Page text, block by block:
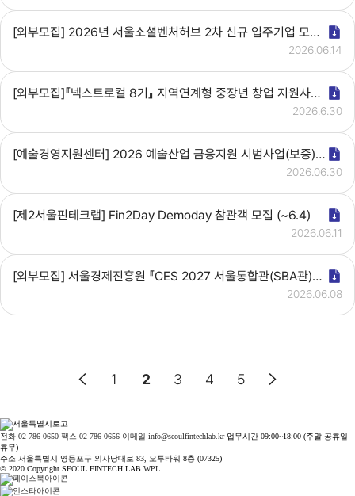
[외부모집] 2026년 서울소셜벤처허브 2차 신규 입주기업 모집 (~6.14)
2026.06.14
[외부모집]『넥스트로컬 8기』 지역연계형 중장년 창업 지원사업 참여자 모집
2026.6.30
[예술경영지원센터] 2026 예술산업 금융지원 시범사업(보증) 공모
2026.06.30
[제2서울핀테크랩] Fin2Day Demoday 참관객 모집 (~6.4)
2026.06.11
[외부모집] 서울경제진흥원 『CES 2027 서울통합관(SBA관)』참가 기업 모집
2026.06.08
1 2 3 4 5
전화 02-786-0650 팩스 02-786-0656 이메일 info@seoulfintechlab.kr 업무시간 09:00~18:00 (주말 공휴일
휴무)
주소 서울특별시 영등포구 의사당대로 83, 오투타워 8층 (07325)
© 2020 Copyright SEOUL FINTECH LAB WPL